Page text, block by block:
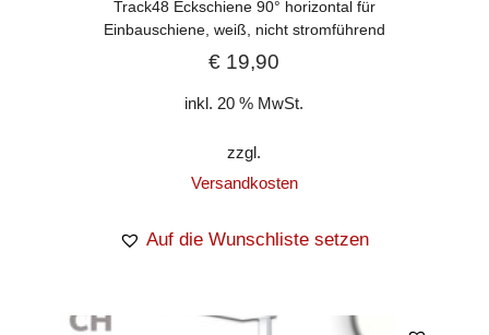
Track48 Eckschiene 90° horizontal für
Einbauschiene, weiß, nicht stromführend
€ 19,90
inkl. 20 % MwSt.
zzgl.
Versandkosten
Auf die Wunschliste setzen